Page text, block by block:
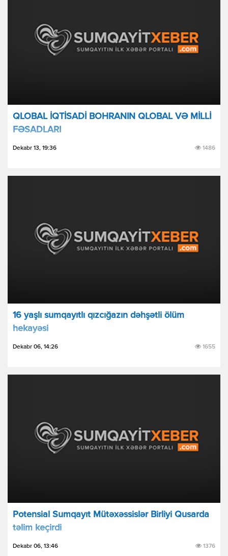
QLOBAL İQTİSADİ BOHRANIN QLOBAL VƏ MİLLİ
FƏSADLARI
Dekabr 13, 19:36 1486
16 yaşlı sumqayıtlı qızcığazın dəhşətli ölüm
hеkayəsi
Dekabr 06, 14:26 1655
Potensial Sumqayıt Mütəxəssislər Birliyi Qusarda
təlim keçirdi
Dekabr 06, 13:46 1376